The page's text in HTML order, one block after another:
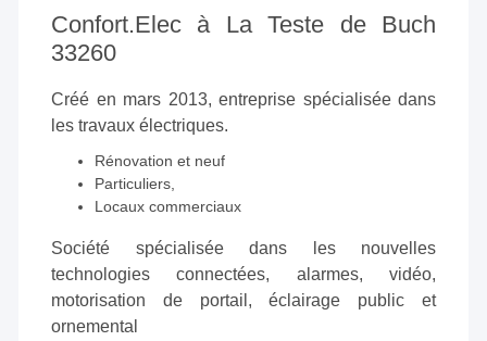
Confort.Elec à La Teste de Buch
33260
Créé en mars 2013, entreprise spécialisée dans
les travaux électriques.
Rénovation et neuf
Particuliers,
Locaux commerciaux
Société spécialisée dans les nouvelles
technologies connectées, alarmes, vidéo,
motorisation de portail, éclairage public et
ornemental